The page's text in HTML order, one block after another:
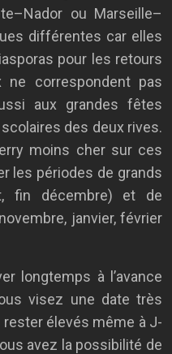
ou Marseille–
différentes car elles
pour les retours
correspondent pas
aux grandes fêtes
des deux rives.
moins cher sur ces
les périodes de grands
fin décembre) et de
janvier, février
longtemps à l’avance
visez une date très
élevés même à J-
avez la possibilité de